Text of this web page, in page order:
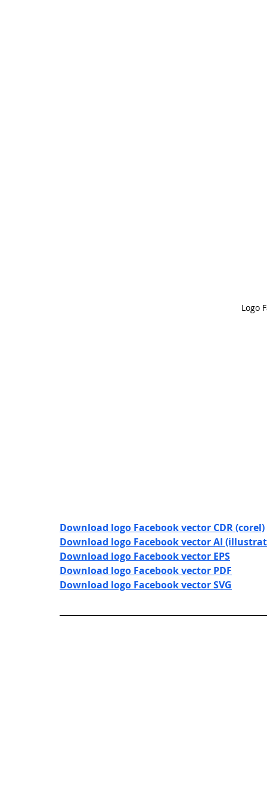
Logo
Download logo Facebook vector CDR (corel)
Download logo Facebook vector AI
Download logo Facebook vector EPS
Download logo Facebook vector PDF
Download logo Facebook vector SVG